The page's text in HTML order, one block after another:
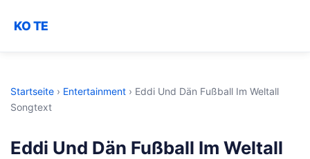
KO TE
Startseite › Entertainment › Eddi Und Dän Fußball Im Weltall
Songtext
Eddi Und Dän Fußball Im Weltall